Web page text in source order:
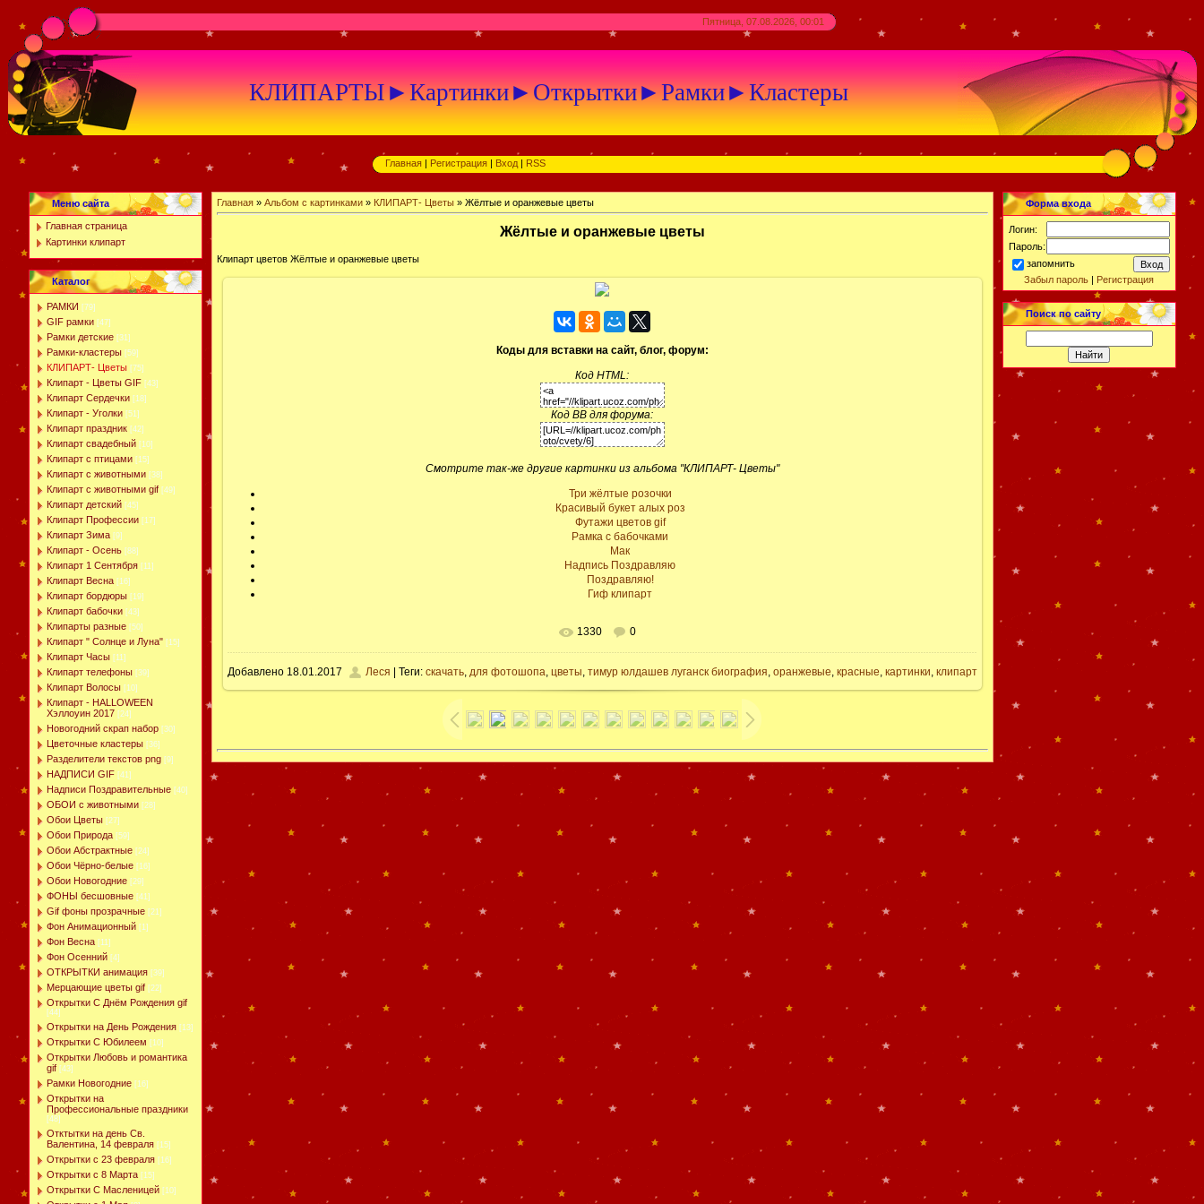
Пятница, 07.08.2026, 00:01
КЛИПАРТЫ►Картинки►Открытки►Рамки►Кластеры
Главная | Регистрация | Вход | RSS
Меню сайта
Главная страница
Картинки клипарт
Каталог
РАМКИ [79]
GIF рамки [47]
Рамки детские [31]
Рамки-кластеры [59]
КЛИПАРТ- Цветы [75]
Клипарт - Цветы GIF [43]
Клипарт Сердечки [18]
Клипарт - Уголки [51]
Клипарт праздник [42]
Клипарт свадебный [10]
Клипарт с птицами [15]
Клипарт с животными [38]
Клипарт с животными gif [49]
Клипарт детский [45]
Клипарт Профессии [17]
Клипарт Зима [9]
Клипарт - Осень [88]
Клипарт 1 Сентября [11]
Клипарт Весна [16]
Клипарт бордюры [19]
Клипарт бабочки [43]
Клипарты разные [50]
Клипарт " Солнце и Луна" [15]
Клипарт Часы [11]
Клипарт телефоны [39]
Клипарт Волосы [10]
Клипарт - HALLOWEEN
Хэллоуин 2017 [24]
Новогодний скрап набор [30]
Цветочные кластеры [36]
Разделители текстов png [9]
НАДПИСИ GIF [41]
Надписи Поздравительные [40]
ОБОИ с животными [28]
Обои Цветы [27]
Обои Природа [59]
Обои Абстрактные [24]
Обои Чёрно-белые [16]
Обои Новогодние [29]
ФОНЫ бесшовные [41]
Gif фоны прозрачные [21]
Фон Анимационный [1]
Фон Весна [11]
Фон Осенний [4]
ОТКРЫТКИ анимация [39]
Мерцающие цветы gif [22]
Открытки С Днём Рождения gif
[44]
Открытки на День Рождения [13]
Открытки С Юбилеем [10]
Открытки Любовь и романтика
gif [43]
Рамки Новогодние [16]
Открытки на
Профессиональные праздники
[48]
Отктытки на день Св.
Валентина, 14 февраля [15]
Открытки с 23 февраля [16]
Открытки с 8 Марта [15]
Открытки С Масленицей [10]
Главная» Альбом с картинками» КЛИПАРТ- Цветы» Жёлтые и оранжевые цветы
Жёлтые и оранжевые цветы
Клипарт цветов Жёлтые и оранжевые цветы
Коды для вставки на сайт, блог, форум:
Код HTML:
Код BB для форума:
Смотрите так-же другие картинки из альбома "КЛИПАРТ- Цветы"
Три жёлтые розочки
Красивый букет алых роз
Футажи цветов gif
Рамка с бабочками
Мак
Надпись Поздравляю
Поздравляю!
Гиф клипарт
1330 0
Добавлено18.01.2017 Леся | Теги: скачать, для фотошопа, цветы, тимур юлдашев луганск биография, оранжевые, красные, картинки, клипарт
Форма входа
Логин:
Пароль:
запомнить
Забыл пароль | Регистрация
Поиск по сайту